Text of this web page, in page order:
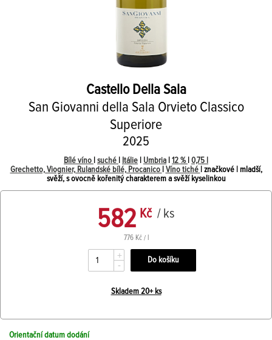
Castello Della Sala
San Giovanni della Sala Orvieto Classico
Superiore
2025
Bílé víno suché Itálie Umbria 12 % 0,75 l
Grechetto, Viognier, Rulandské bílé, Procanico
Víno tiché
| značkové | mladší,
svěží, s ovocně kořenitý charakterem a svěží kyselinkou
582 Kč / ks
776 Kč / l
+
-
Skladem 20+ ks
Orientační datum dodání